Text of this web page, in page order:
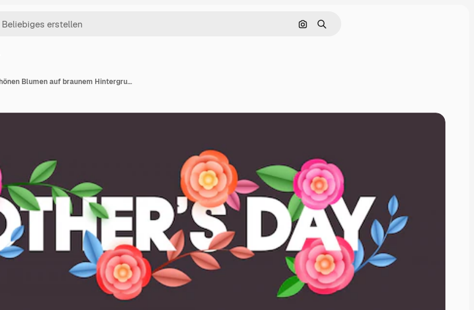
Nach Bild suchen
Suchen
Stilvoller Text Muttertag verziert mit schönen Blumen auf braunem Hintergrund. Web-Banner